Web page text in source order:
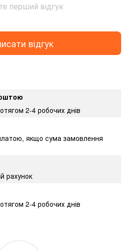
перший відгук
відгук
2-4 робочих днів
якщо сума замовлення
рахунок
2-4 робочих днів